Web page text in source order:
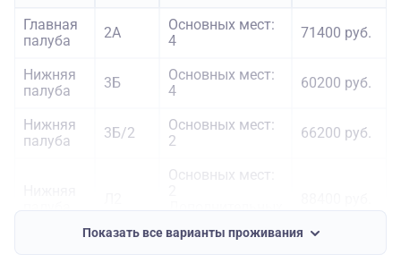
Главная
палуба
2А
Основных мест:
4
71400 руб.
Нижняя
палуба
3Б
Основных мест:
4
60200 руб.
Нижняя
палуба
3Б/2
Основных мест:
2
66200 руб.
Основных мест:
Показать все варианты проживания